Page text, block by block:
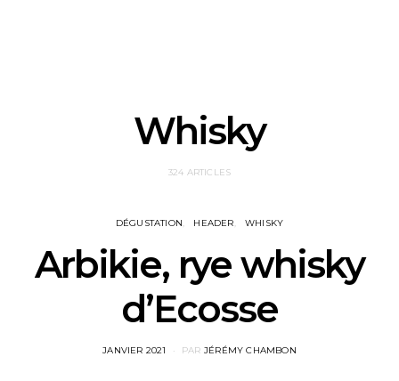
Whisky
324 ARTICLES
DÉGUSTATION HEADER WHISKY
Arbikie, rye whisky
d’Ecosse
POSTED
JANVIER 2021 PAR JÉRÉMY CHAMBON